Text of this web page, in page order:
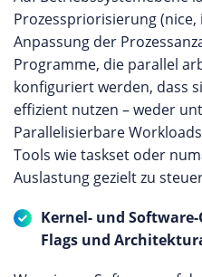
Prozesspriorisierung
Anpassung der
Programme, die parallel
konfiguriert werden, dass
effizient nutzen – weder
Parallelisierbare
Tools wie taskset oder
Auslastung gezielt zu
Kernel- und
Flags und